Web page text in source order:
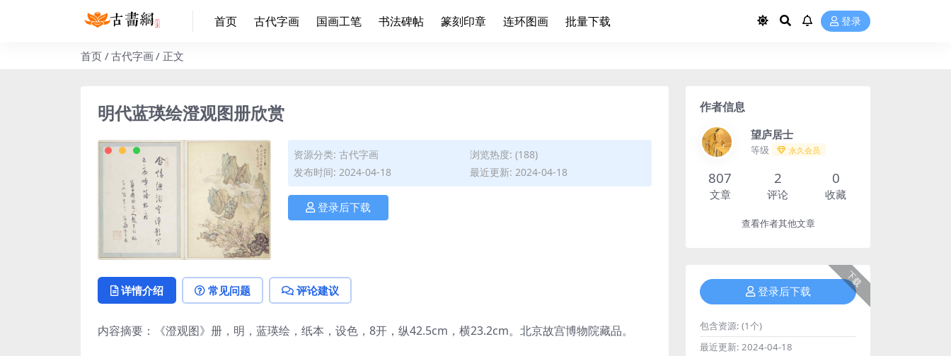
首页 古代字画 国画工笔 书法碑帖 篆刻印章 连环图画 批量下载 登录
首页 古代字画 正文
明代蓝瑛绘澄观图册欣赏
资源分类: 古代字画
浏览热度: (188)
发布时间: 2024-04-18
最近更新: 2024-04-18
登录后下载
详情介绍 常见问题 评论建议
内容摘要：《澄观图》册，明，蓝瑛绘，纸本，设色，8开，纵42.5cm，横23.2cm。北京故宫博物院藏品。
作者信息
望庐居士
等级 永久会员
807
文章
2
评论
0
收藏
查看作者其他文章
下载
登录后下载
包含资源: (1个)
最近更新: 2024-04-18